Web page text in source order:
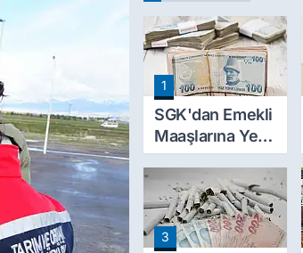
1
SGK'dan Emekli
Maaşlarına Yeni
Kesinti
Düzenlemesi!
Prim Borçları
Aylıklardan
Tahsil Edilecek
3